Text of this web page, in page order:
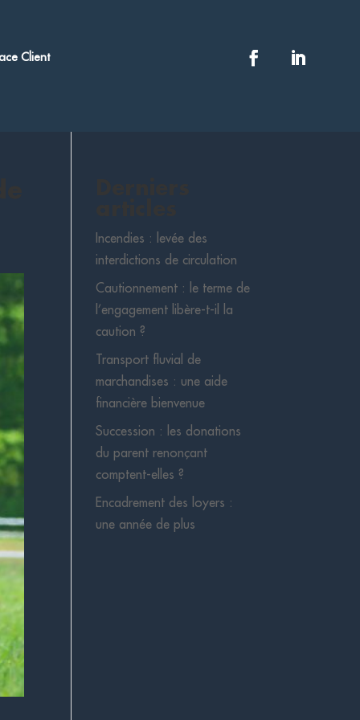
Client
Incendies : levée des
interdictions de circulation
Cautionnement : le terme de
l’engagement libère-t-il la
caution ?
Transport fluvial de
marchandises : une aide
financière bienvenue
Succession : les donations
du parent renonçant
comptent-elles ?
Encadrement des loyers :
une année de plus